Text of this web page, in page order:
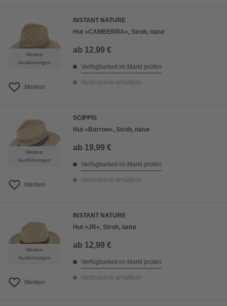
Weitere
Ausführungen
Merken
INSTANT NATURE
Hut »CAMBERRA«, Stroh, natur
ab 12,99 €
Verfügbarkeit im Markt prüfen
Nicht online erhältlich
Weitere
Ausführungen
Merken
SCIPPIS
Hut »Barrow«, Stroh, natur
ab 19,99 €
Verfügbarkeit im Markt prüfen
Nicht online erhältlich
Weitere
Ausführungen
Merken
INSTANT NATURE
Hut »JR«, Stroh, natur
ab 12,99 €
Verfügbarkeit im Markt prüfen
Nicht online erhältlich